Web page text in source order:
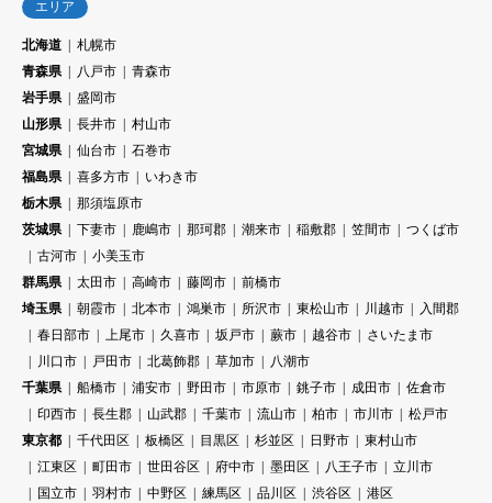
エリア
北海道
札幌市
青森県
八戸市
青森市
岩手県
盛岡市
山形県
長井市
村山市
宮城県
仙台市
石巻市
福島県
喜多方市
いわき市
栃木県
那須塩原市
茨城県
下妻市 鹿嶋市 那珂郡 潮来市 稲敷郡 笠間市
つくば市
古河市
小美玉市
群馬県
太田市 高崎市 藤岡市
前橋市
埼玉県
朝霞市 北本市 鴻巣市 所沢市 東松山市 川越市
入間郡
春日部市
上尾市 久喜市 坂戸市 蕨市 越谷市
さいたま市
川口市
戸田市 北葛飾郡 草加市
八潮市
千葉県
船橋市 浦安市 野田市 市原市 銚子市 成田市
佐倉市
印西市
長生郡 山武郡 千葉市 流山市 柏市 市川市
松戸市
東京都
千代田区 板橋区 目黒区 杉並区 日野市
東村山市
江東区
町田市 世田谷区 府中市 墨田区 八王子市
立川市
国立市
羽村市 中野区 練馬区 品川区 渋谷区
港区